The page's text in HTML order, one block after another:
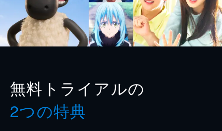
無料トライアルの
2つの特典